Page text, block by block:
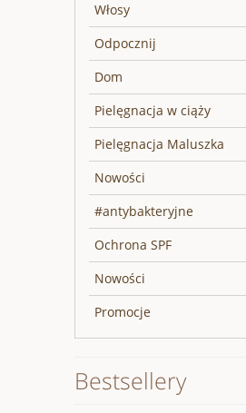
Włosy
Odpocznij
Dom
Pielęgnacja w ciąży
Pielęgnacja Maluszka
Nowości
#antybakteryjne
Ochrona SPF
Nowości
Promocje
Bestsellery